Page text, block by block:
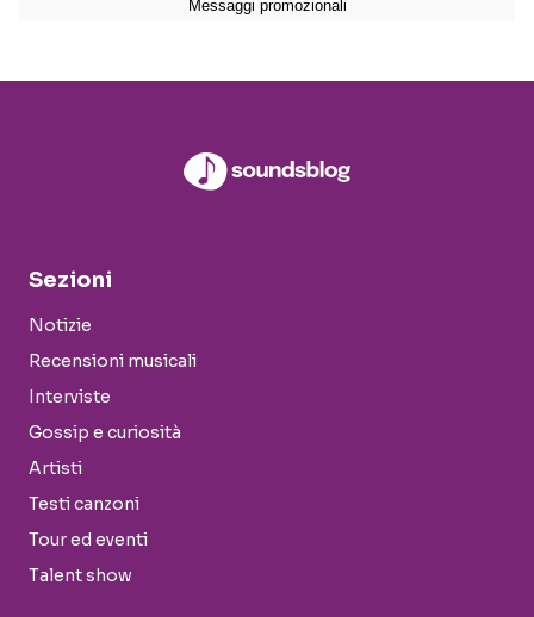
Sezioni
Notizie
Recensioni musicali
Interviste
Gossip e curiosità
Artisti
Testi canzoni
Tour ed eventi
Talent show